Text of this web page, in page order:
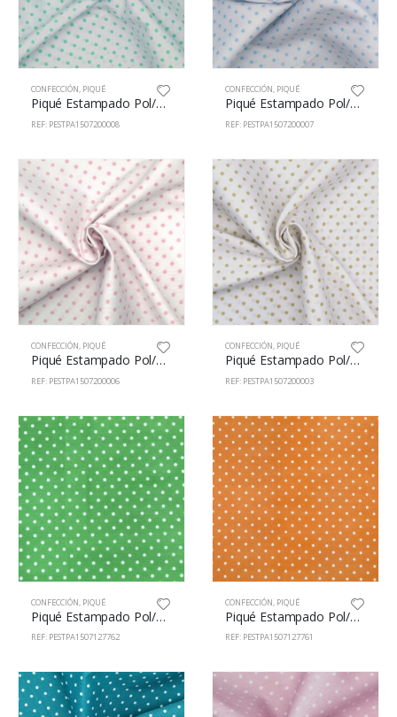
CONFECCIÓN, PIQUÉ
Piqué Estampado Pol/Alg 65/35% 150cm 72000/8
REF: PESTPA1507200008
CONFECCIÓN, PIQUÉ
Piqué Estampado Pol/Alg 65/35% 150cm 72000/7
REF: PESTPA1507200007
CONFECCIÓN, PIQUÉ
Piqué Estampado Pol/Alg 65/35% 150cm 72000/6
REF: PESTPA1507200006
CONFECCIÓN, PIQUÉ
Piqué Estampado Pol/Alg 65/35% 150cm 72000/3
REF: PESTPA1507200003
CONFECCIÓN, PIQUÉ
Piqué Estampado Pol/Alg 65/35% 150cm 71277/62
REF: PESTPA1507127762
CONFECCIÓN, PIQUÉ
Piqué Estampado Pol/Alg 65/35% 150cm 71277/61
REF: PESTPA1507127761